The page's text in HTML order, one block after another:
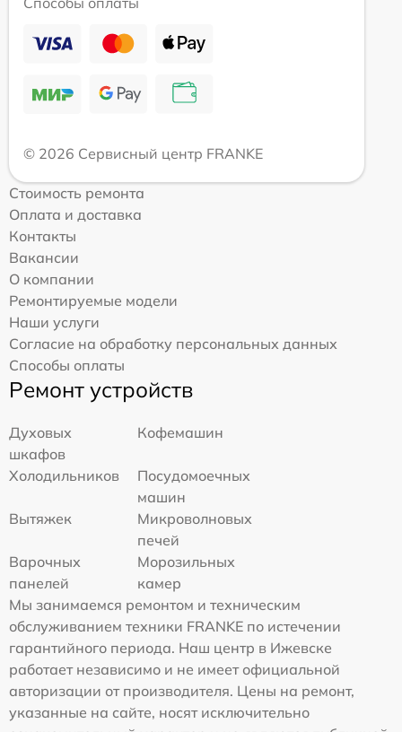
© 2026 Сервисный центр FRANKE
Стоимость ремонта
Оплата и доставка
Контакты
Вакансии
О компании
Ремонтируемые модели
Наши услуги
Согласие на обработку персональных данных
Способы оплаты
Ремонт устройств
Духовых
шкафов
Кофемашин
Холодильников
Посудомоечных
машин
Вытяжек
Микроволновых
печей
Варочных
панелей
Морозильных
камер
Мы занимаемся ремонтом и техническим
обслуживанием техники FRANKE по истечении
гарантийного периода. Наш центр в Ижевске
работает независимо и не имеет официальной
авторизации от производителя. Цены на ремонт,
указанные на сайте, носят исключительно